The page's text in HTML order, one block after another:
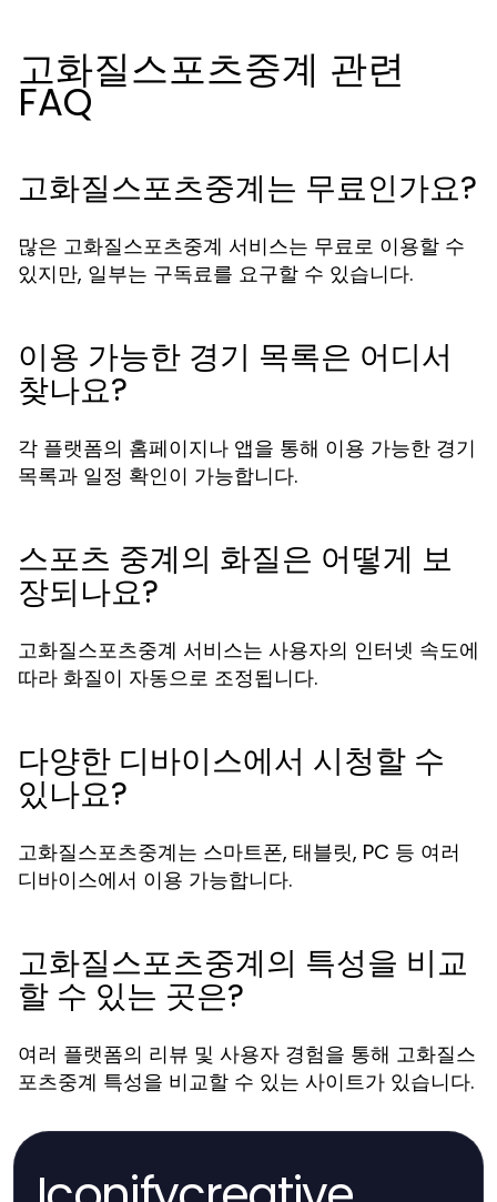
고화질스포츠중계 관련
FAQ
고화질스포츠중계는 무료인가요?
많은 고화질스포츠중계 서비스는 무료로 이용할 수
있지만, 일부는 구독료를 요구할 수 있습니다.
이용 가능한 경기 목록은 어디서
찾나요?
각 플랫폼의 홈페이지나 앱을 통해 이용 가능한 경기
목록과 일정 확인이 가능합니다.
스포츠 중계의 화질은 어떻게 보
장되나요?
고화질스포츠중계 서비스는 사용자의 인터넷 속도에
따라 화질이 자동으로 조정됩니다.
다양한 디바이스에서 시청할 수
있나요?
고화질스포츠중계는 스마트폰, 태블릿, PC 등 여러
디바이스에서 이용 가능합니다.
고화질스포츠중계의 특성을 비교
할 수 있는 곳은?
여러 플랫폼의 리뷰 및 사용자 경험을 통해 고화질스
포츠중계 특성을 비교할 수 있는 사이트가 있습니다.